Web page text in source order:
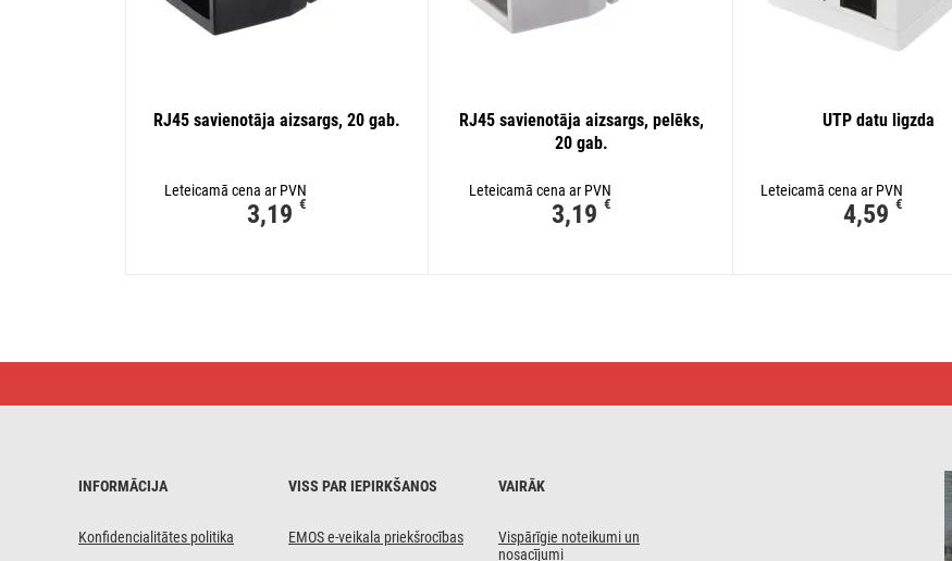
RJ45 savienotāja aizsargs, 20 gab.
Leteicamā cena ar PVN
3,19 €
RJ45 savienotāja aizsargs, pelēks,
20 gab.
Leteicamā cena ar PVN
3,19 €
UTP datu ligzda
Leteicamā cena ar PVN
4,59 €
kabelim
INFORMĀCIJA
Konfidencialitātes politika
VISS PAR IEPIRKŠANOS
EMOS e-veikala priekšrocības
VAIRĀK
Vispārīgie noteikumi un
nosacījumi